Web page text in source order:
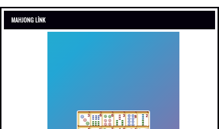
MAHJONG LINK